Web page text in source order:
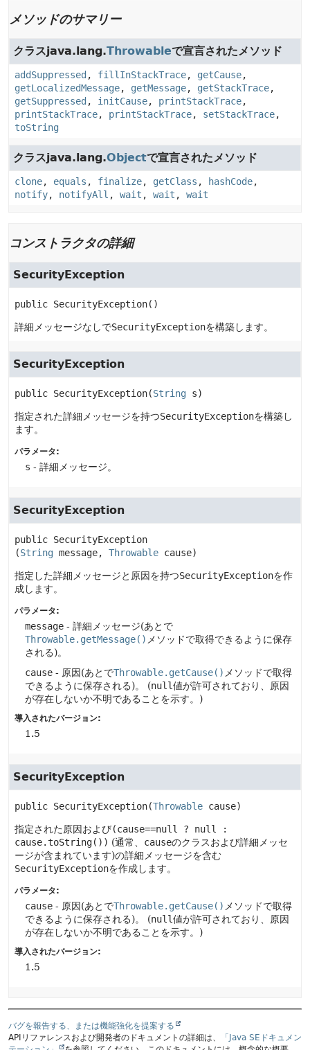
メソッドのサマリー
クラスjava.lang.Throwableで宣言されたメソッド
addSuppressed , fillInStackTrace, getCause,
getLocalizedMessage, getMessage, getStackTrace,
getSuppressed , initCause, printStackTrace,
printStackTrace, printStackTrace, setStackTrace,
toString
クラスjava.lang.Objectで宣言されたメソッド
clone, equals , finalize, getClass , hashCode,
notify, notifyAll , wait , wait , wait
コンストラクタの詳細
SecurityException
public SecurityException()
詳細メッセージなしでSecurityExceptionを構築します。
SecurityException
public SecurityException(String s)
指定された詳細メッセージを持つSecurityExceptionを構築し
ます。
パラメータ:
s - 詳細メッセージ。
SecurityException
public SecurityException
(String message, Throwable cause)
指定した詳細メッセージと原因を持つSecurityExceptionを作
成します。
パラメータ:
message - 詳細メッセージ(あとで
Throwable.getMessage() メソッドで取得できるように保存
される)。
cause - 原因(あとでThrowable.getCause() メソッドで取得
できるように保存される)。
(null値が許可されており、原因
が存在しないか不明であることを示す。)
導入されたバージョン:
1.5
SecurityException
public SecurityException(Throwable cause)
指定された原因および(cause==null ? null :
cause.toString()) (通常、 causeのクラスおよび詳細メッセ
ージが含まれています)の詳細メッセージを含む
SecurityExceptionを作成します。
パラメータ:
cause - 原因(あとでThrowable.getCause() メソッドで取得
できるように保存される)。
(null値が許可されており、原因
が存在しないか不明であることを示す。)
導入されたバージョン:
1.5
バグを報告する、または機能強化を提案する
APIリファレンスおよび開発者のドキュメントの詳細は、
「Java SEドキュメン